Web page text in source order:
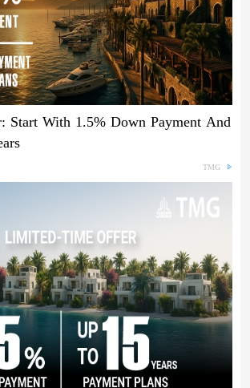
Start With 1.5% Down Payment And
TMG